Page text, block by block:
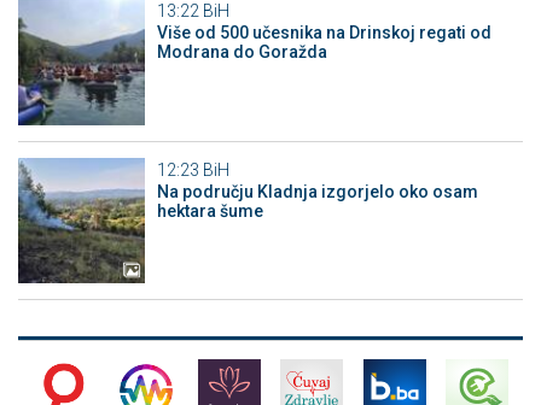
13:22 BiH
Više od 500 učesnika na Drinskoj regati od
Modrana do Goražda
12:23 BiH
Na području Kladnja izgorjelo oko osam
hektara šume